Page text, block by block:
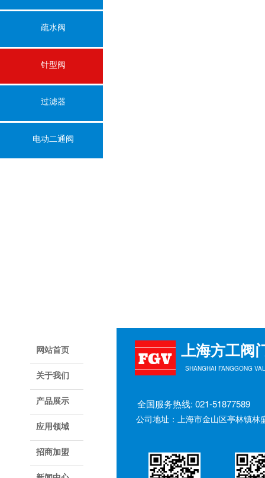
疏水阀
针型阀
过滤器
电动二通阀
网站首页
关于我们
产品展示
应用领域
招商加盟
SHANGHAI FANGGONG
上海方工阀
全国服务热线: 021-51877589
公司地址：上海市金山区亭林镇林